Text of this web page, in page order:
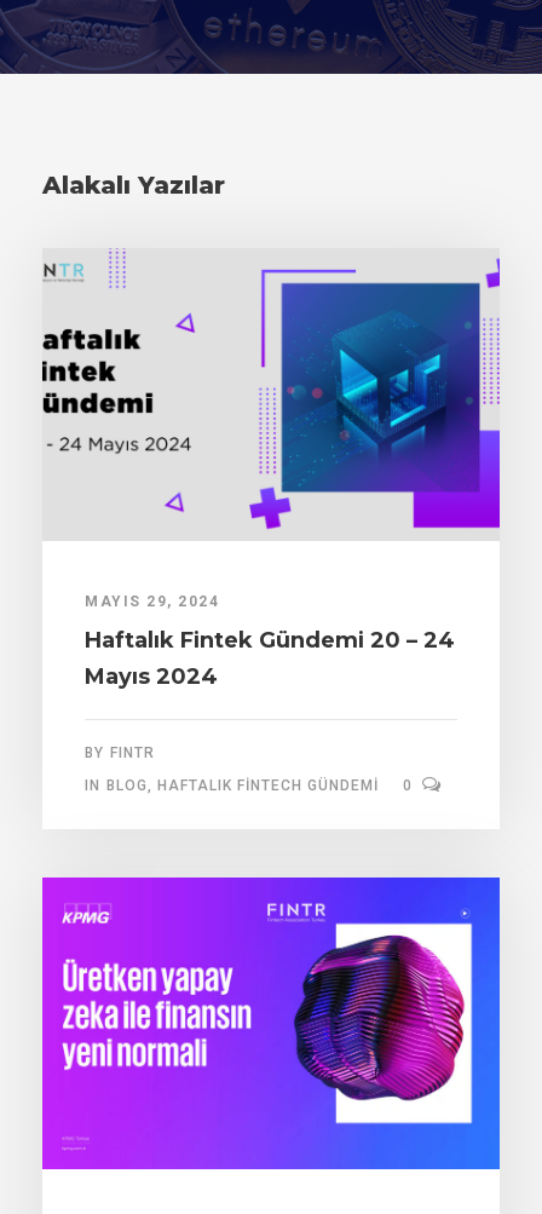
Alakalı Yazılar
MAYIS 29, 2024
Haftalık Fintek Gündemi 20 – 24
Mayıs 2024
BY FINTR
IN BLOG HAFTALIK FINTECH GÜNDEMI 0